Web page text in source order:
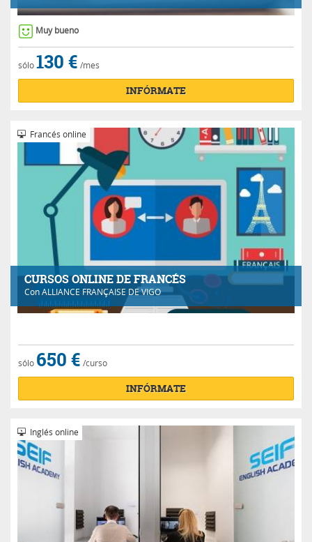
Muy bueno
sólo130 € /mes
INFÓRMATE
CURSOS ONLINE DE FRANCÉS
ConALLIANCE FRANÇAISE DE VIGO
Francés online
sólo 650 € /curso
INFÓRMATE
Inglés online